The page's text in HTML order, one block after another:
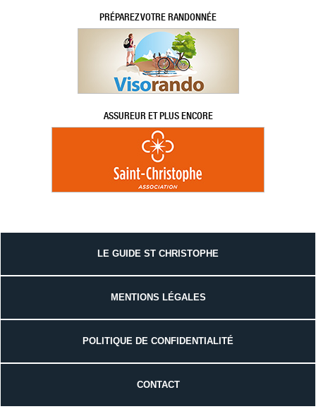
PRÉPAREZ VOTRE RANDONNÉE
ASSUREUR ET PLUS ENCORE
LE GUIDE ST CHRISTOPHE
MENTIONS LÉGALES
POLITIQUE DE CONFIDENTIALITÉ
CONTACT